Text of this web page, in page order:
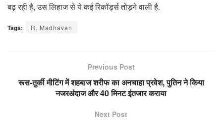
बढ़ रही है, उस लिहाज से ये कई रिकॉर्ड्स तोड़ने वाली है.
Tags: R. Madhavan
Previous Post
रूस-तुर्की मीटिंग में शहबाज शरीफ का अनचाहा प्रवेश, पुतिन ने किया
नजरअंदाज और 40 मिनट इंतजार कराया
Next Post